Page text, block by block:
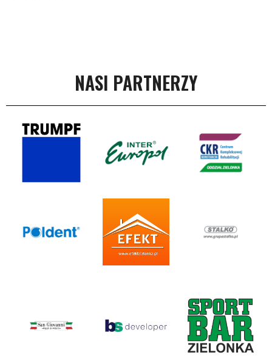
NASI PARTNERZY